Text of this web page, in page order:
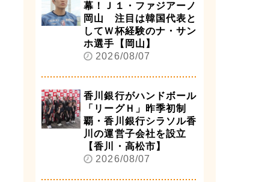
幕！Ｊ１・ファジアーノ
岡山 注目は韓国代表と
してＷ杯経験のナ・サン
ホ選手【岡山】
2026/08/07
香川銀行がハンドボール
「リーグＨ」昨季初制
覇・香川銀行シラソル香
川の運営子会社を設立
【香川・高松市】
2026/08/07